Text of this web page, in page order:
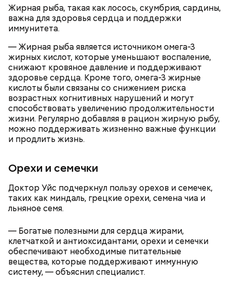
Жирная рыба, такая как лосось, скумбрия, сардины,
важна для здоровья сердца и поддержки
иммунитета.
— Жирная рыба является источником омега-3
жирных кислот, которые уменьшают воспаление,
снижают кровяное давление и поддерживают
здоровье сердца. Кроме того, омега-3 жирные
кислоты были связаны со снижением риска
возрастных когнитивных нарушений и могут
способствовать увеличению продолжительности
жизни. Регулярно добавляя в рацион жирную рыбу,
можно поддерживать жизненно важные функции
и продлить жизнь.
Орехи и семечки
Доктор Уйс подчеркнул пользу орехов и семечек,
таких как миндаль, грецкие орехи, семена чиа и
льняное семя.
— Богатые полезными для сердца жирами,
клетчаткой и антиоксидантами, орехи и семечки
обеспечивают необходимые питательные
вещества, которые поддерживают иммунную
систему, — объяснил специалист.
Однако диетолог предупредила: не для всех дыня
может быть полезна. В первую очередь ее стоит
есть с осторожностью людям:
лишним весом.
Вовсю идет и сезон черешни. «Вечерняя Москва»
узнала у врача — эндокринолога-диетолога
пользой для здоровья.